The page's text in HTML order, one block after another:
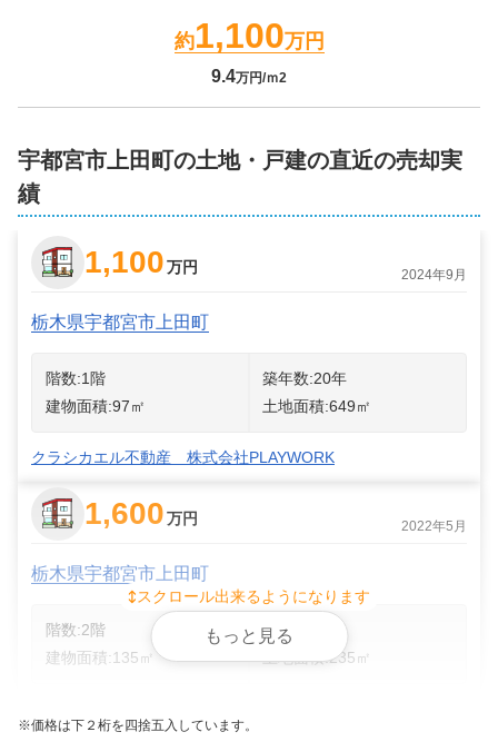
約1,100万円
9.4万円/ｍ2
宇都宮市上田町の土地・戸建の直近の売却実
績
1,100万円 2024年9月
栃木県宇都宮市上田町
階数:1 階 築年数:20年
建物面積:97㎡ 土地面積:649㎡
クラシカエル不動産 株式会社PLAYWORK
1,600万円 2022年5月
栃木県宇都宮市上田町
階数:2階 築年数:
23年
建物面積:135㎡ 土地面積:235㎡
スクロール出来るようになります
もっと見る
※価格は下２桁を四捨五入しています。